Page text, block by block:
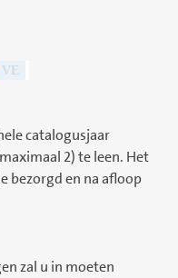
VE
catalogusjaar
2) te leen. Het
bezorgd en na afloop
zal u in moeten